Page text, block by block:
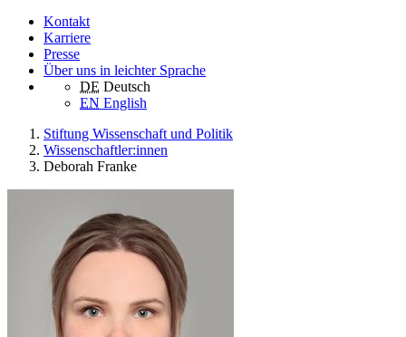
Kontakt
Karriere
Presse
Über uns in leichter Sprache
DE Deutsch
EN English
Stiftung Wissenschaft und Politik
Wissenschaftler:innen
Deborah Franke